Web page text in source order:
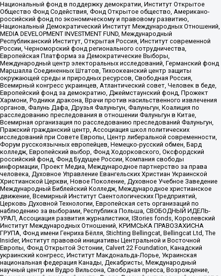
Национальный фонд в поддержку демократии, Институт Открытое
Общество Фонд Содействия, Фонд Открытое общество, Американо-
российский фонд по экономическому и правовому развитию,
Национальный Демократический Институт Международных Отношений,
MEDIA DEVELOPMENT INVESTMENT FUND, Международный
Республиканский Институт, Открытая Россия, Институт современной
России, Черноморский фонд регионального сотрудничества,
Европейская Платформа за Демократические Выборы,
Международный центр электоральных исследований, Германский фонд
Маршалла Соединенных Штатов, Тихоокеанский центр защиты
окружающей среды и природных ресурсов, Свободная Россия,
Всемирный конгресс украинцев, Атлантический совет, Человек в беде,
Европейский фонд за демократию, Джеймстаунский фонд, Прожект
Хармони, Родники дракона, Врачи против насильственного извлечения
органов, Фалунь Дафа, Друзья Фалуньгун, Фалуньгун, Коалиция по
расследованию преследования в отношении Фалуньгун в Китае,
Всемирная организация по расследованию преследований Фалуньгун,
Пражский гражданский центр, Ассоциация школ политических
исследований при Совете Европы, Центр либеральной современности,
Форум русскоязычных европейцев, Немецко-русский обмен, Бард
колледж, Европейский выбор, Фонд Ходорковского, Оксфордский
российский фонд, Фонд Будущее России, Компания свободы
информации, Проект Медиа, Международное партнерство за права
человека, Духовное Управление Евангельских Христиан Украинской
Христианской Церкви, Новое Поколение, Духовное Учебное Заведение
Международный Библейский Колледж, Международное христианское
движение, Всемирный Институт Саентологических Предприятий,
Церковь Духовной Технологии, Европейская сеть организаций по
наблюдению за выборами, Республика Польша, СВОБОДНЫЙ ИДЕЛЬ-
УРАЛ, Ассоциация развития журналистики, IStories fonds, Королевский
Институт Международных Отношений, КРИМСЬКА ПРАВОЗАХИСНА
ГРУПА, Фонд имени Генриха Бёлля, Stichting Bellingcat, Bellingcat Ltd, The
Insider, Институт правовой инициативы Центральной и Восточной
Европы, Фонд Открытой Эстонии, Calvert 22 Foundation, Канадский
украинский конгресс, Институт Макдональда-Лорье, Украинская
национальная федерация Канады, Декабристы, Международный
научный центр им Вудро Вильсона, Свободная пресса, Возрождение,